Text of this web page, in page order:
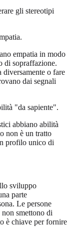
gli stereotipi
empatia in modo
di sopraffazione.
diversamente o fare
dai segnali
"da sapiente".
abbiano abilità
non è un tratto
profilo unico di
sviluppo
parte
Le persone
non smettono di
è chiave per fornire